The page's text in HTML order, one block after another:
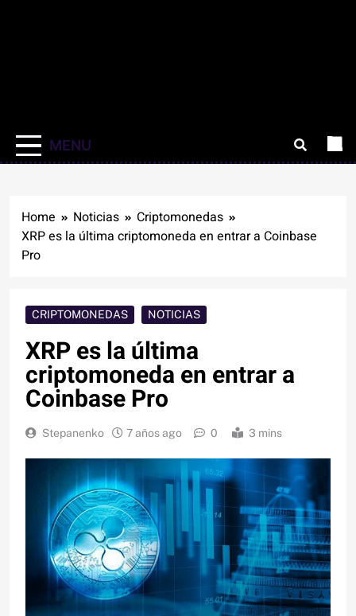
MENU
Home Noticias
Criptomonedas
XRP es la última criptomoneda en entrar a Coinbase
Pro
CRIPTOMONEDAS NOTICIAS
XRP es la última
criptomoneda en entrar a
Coinbase Pro
Stepanenko 7 años ago 0 3 mins